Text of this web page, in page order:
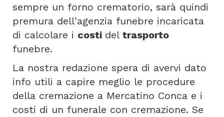
sempre un forno crematorio, sarà quindi
premura dell'agenzia funebre incaricata
di calcolare i costi del trasporto
funebre.
La nostra redazione spera di avervi dato
info utili a capire meglio le procedure
della cremazione a Mercatino Conca e i
costi di un funerale con cremazione. Se